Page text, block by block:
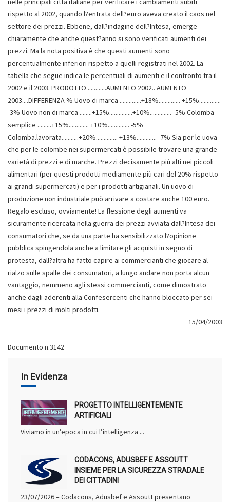
rispetto al 2002, quando l?entrata dell?euro aveva creato il caos nel
settore dei prezzi. Ebbene, dall?indagine dell?Intesa, emerge
chiaramente che anche quest?anno si sono verificati aumenti dei
prezzi. Ma la nota positiva è che questi aumenti sono
percentualmente inferiori rispetto a quelli registrati nel 2002. La
tabella che segue indica le percentuali di aumenti e il confronto tra il
2002 e il 2003. PRODOTTO ............AUMENTO 2002.. AUMENTO
2003....DIFFERENZA % Uovo di marca ..............+18%.............. +15%..............
-3% Uovo non di marca ........+15%...............+10%.............. -5% Colomba
semplice .........+15%............. +10%.............. -5%
Colomba.lavorata...........+20%.............. +13%............. -7% Sia per le uova
che per le colombe nei supermercati è possibile trovare una grande
varietà di prezzi e di marche. Prezzi decisamente più alti nei piccoli
alimentari (per questi prodotti mediamente più cari del 20% rispetto
ai grandi supermercati) e per i prodotti artigianali. Un uovo di
produzione non industriale può arrivare a costare anche 100 euro.
Regalo escluso, ovviamente! La flessione degli aumenti va
sicuramente ricercata nella guerra dei prezzi avviata dall?Intesa dei
consumatori che, se da una parte ha sensibilizzato l?opinione
pubblica spingendola anche a limitare gli acquisti in segno di
protesta, dall?altra ha fatto capire ai commercianti che giocare al
rialzo sulle spalle dei consumatori, a lungo andare non porta alcun
vantaggio, nemmeno agli stessi commercianti, come dimostrato
anche dagli aderenti alla Confesercenti che hanno bloccato per sei
mesi i prezzi di molti prodotti.
15/04/2003
Documento n.3142
In Evidenza
PROGETTO INTELLIGENTEMENTE
ARTIFICIALI
Viviamo in un’epoca in cui l’intelligenza ...
CODACONS, ADUSBEF E ASSOUTT
INSIEME PER LA SICUREZZA STRADALE
DEI CITTADINI
23/07/2026 – Codacons, Adusbef e Assoutt presentano